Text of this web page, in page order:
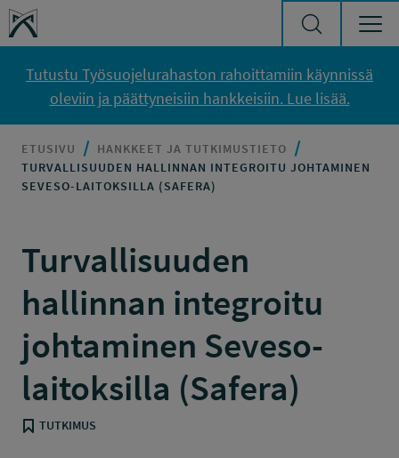
Siirry sisältöön
Työsuojelurahasto
Tutustu Työsuojelurahaston rahoittamiin käynnissä
oleviin ja päättyneisiin hankkeisiin. Lue lisää.
ETUSIVU
HANKKEET JA TUTKIMUSTIETO
TURVALLISUUDEN HALLINNAN INTEGROITU JOHTAMINEN
SEVESO-LAITOKSILLA (SAFERA)
Turvallisuuden
hallinnan integroitu
johtaminen Seveso-
laitoksilla (Safera)
TUTKIMUS